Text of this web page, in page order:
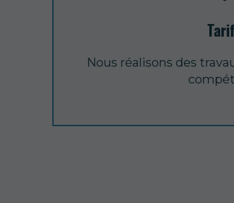
Nous réalisons des